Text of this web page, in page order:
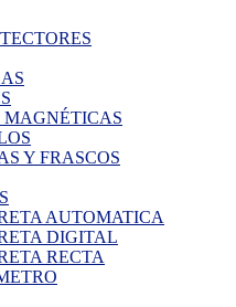
MAGNÉTICAS
Y FRASCOS
AUTOMATICA
DIGITAL
RECTA